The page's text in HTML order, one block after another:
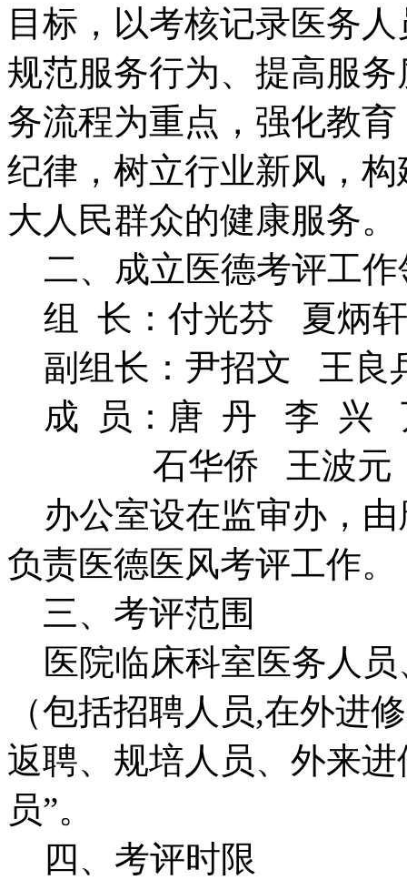
目标，以考核记录医务
规范服务行为、提高服
务流程为重点，强化教
纪律，树立行业新风，
大人民群众的健康服务。
二、成立医德考评工作
组 长：付光芬 夏炳轩
副组长：尹招文 王
成 员：唐 丹 李 兴
石华侨 王波元 廖
办公室设在监审办，由
负责医德医风考评工作。
三、考评范围
医院临床科室医务人员
（包括招聘人员,在外进
返聘、规培人员、外来
员”。
四、考评时限